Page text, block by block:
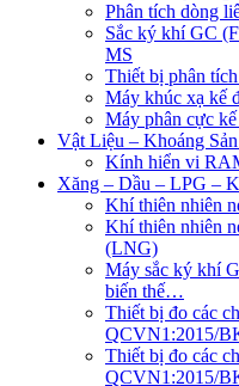
Phân tích dòng
Sắc ký khí GC
MS
Thiết bị phân
Máy khúc xạ kế
Máy phân cực kế
Vật Liệu – Khoáng
Kính hiển vi
Xăng – Dầu – LPG –
Khí thiên nhiên
Khí thiên nhiên
(LNG)
Máy sắc ký khí
biến thế…
Thiết bị đo các
QCVN1:2015/
Thiết bị đo các
QCVN1:2015/